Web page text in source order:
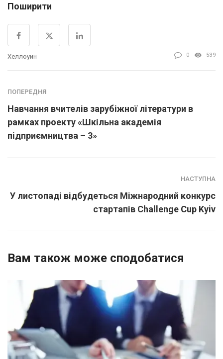
Поширити
Хеллоуин 0 539
ПОПЕРЕДНЯ
Навчання вчителів зарубіжної літератури в
рамках проекту «Шкільна академія
підприємництва – 3»
НАСТУПНА
У листопаді відбудеться Міжнародний конкурс
стартапів Challenge Cup Kyiv
Вам також може сподобатися